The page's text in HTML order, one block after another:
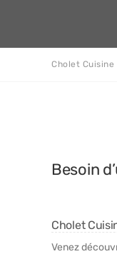
Cholet Cuisine
Besoin
Cholet
Venez